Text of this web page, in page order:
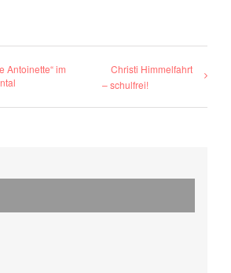
Antoinette“ im
Christi Himmelfahrt
– schulfrei!